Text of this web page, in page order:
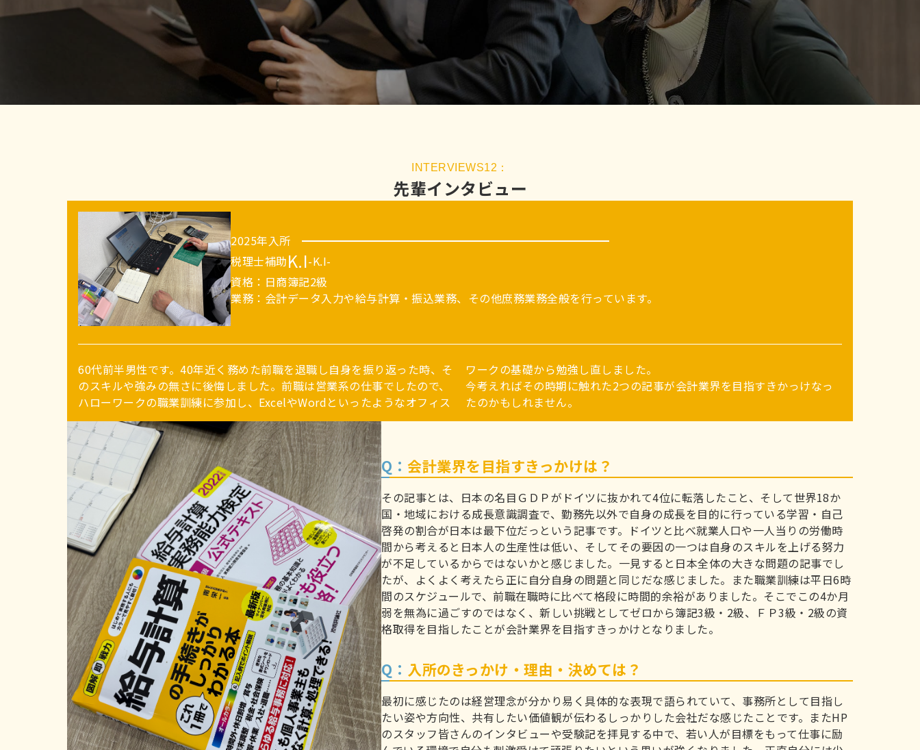
先輩インタビュー
2025年入所
税理士補助K.I-K.I-
資格：日商簿記2級
業務：会計データ入力や給与計算・振込業務、その他庶務業務全般を行っています。
60代前半男性です。40年近く務めた前職を退職し自身を振り返った時、そ
のスキルや強みの無さに後悔しました。前職は営業系の仕事でしたので、
ハローワークの職業訓練に参加し、ExcelやWordといったようなオフィス
ワークの基礎から勉強し直しました。
今考えればその時期に触れた2つの記事が会計業界を目指すきかっけなっ
たのかもしれません。
Q：会計業界を目指すきっかけは？
その記事とは、日本の名目ＧＤＰがドイツに抜かれて4位に転落したこと、そして世界18か
国・地域における成長意識調査で、勤務先以外で自身の成長を目的に行っている学習・自己
啓発の割合が日本は最下位だっという記事です。ドイツと比べ就業人口や一人当りの労働時
間から考えると日本人の生産性は低い、そしてその要因の一つは自身のスキルを上げる努力
が不足しているからではないかと感じました。一見すると日本全体の大きな問題の記事でし
たが、よくよく考えたら正に自分自身の問題と同じだな感じました。また職業訓練は平日6時
間のスケジュールで、前職在職時に比べて格段に時間的余裕がありました。そこでこの4か月
弱を無為に過ごすのではなく、新しい挑戦としてゼロから簿記3級・2級、ＦＰ3級・2級の資
格取得を目指したことが会計業界を目指すきっかけとなりました。
Q： 入所のきっかけ・理由・決めては？
最初に感じたのは経営理念が分かり易く具体的な表現で語られていて、事務所として目指し
たい姿や方向性、共有したい価値観が伝わるしっかりした会社だな感じたことです。またHP
のスタッフ皆さんのインタビューや受験記を拝見する中で、若い人が目標をもって仕事に励